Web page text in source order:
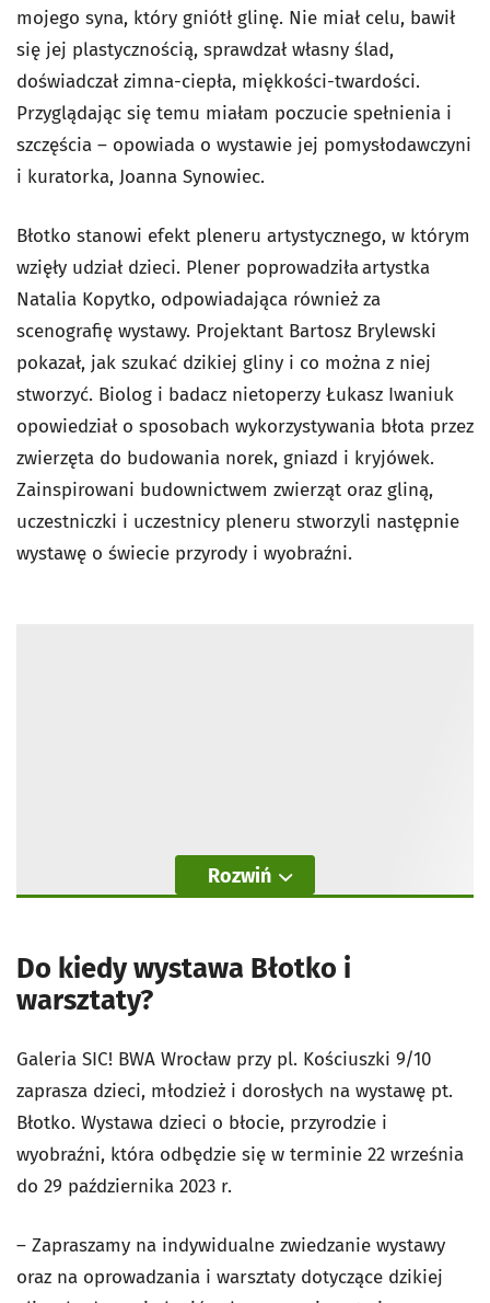
mojego syna, który gniótł glinę. Nie miał celu, bawił
się jej plastycznością, sprawdzał własny ślad,
doświadczał zimna-ciepła, miękkości-twardości.
Przyglądając się temu miałam poczucie spełnienia i
szczęścia – opowiada o wystawie jej pomysłodawczyni
i kuratorka, Joanna Synowiec.
Błotko stanowi efekt pleneru artystycznego, w którym
wzięły udział dzieci. Plener poprowadziła artystka
Natalia Kopytko, odpowiadająca również za
scenografię wystawy. Projektant Bartosz Brylewski
pokazał, jak szukać dzikiej gliny i co można z niej
stworzyć. Biolog i badacz nietoperzy Łukasz Iwaniuk
opowiedział o sposobach wykorzystywania błota przez
zwierzęta do budowania norek, gniazd i kryjówek.
Zainspirowani budownictwem zwierząt oraz gliną,
uczestniczki i uczestnicy pleneru stworzyli następnie
wystawę o świecie przyrody i wyobraźni.
Rozwiń
Do kiedy wystawa Błotko i
warsztaty?
Galeria SIC! BWA Wrocław przy pl. Kościuszki 9/10
zaprasza dzieci, młodzież i dorosłych na wystawę pt.
Błotko. Wystawa dzieci o błocie, przyrodzie i
wyobraźni, która odbędzie się w terminie 22 września
do 29 października 2023 r.
– Zapraszamy na indywidualne zwiedzanie wystawy
oraz na oprowadzania i warsztaty dotyczące dzikiej